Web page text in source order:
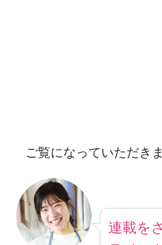
ご覧になっていただき
連載を